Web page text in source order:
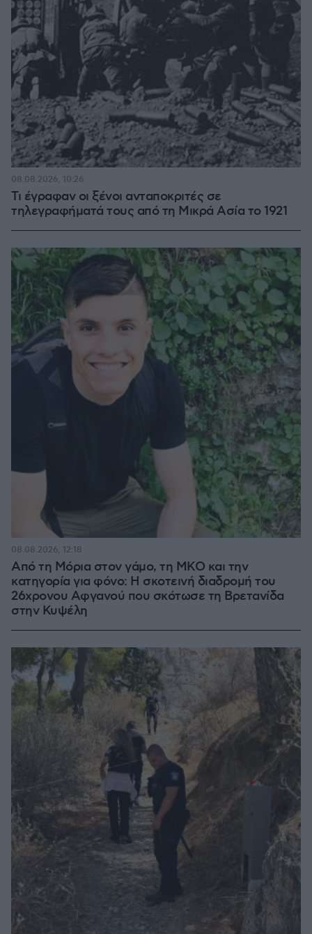
Τι έγραφαν οι ξένοι ανταποκριτές σε
τηλεγραφήματά τους από τη Μικρά Ασία το 1921
08.08.2026, 10:26
Από τη Μόρια στον γάμο, τη ΜΚΟ και την
κατηγορία για φόνο: Η σκοτεινή διαδρομή του
26χρονου Αφγανού που σκότωσε τη Βρετανίδα
στην Κυψέλη
08.08.2026, 12:18